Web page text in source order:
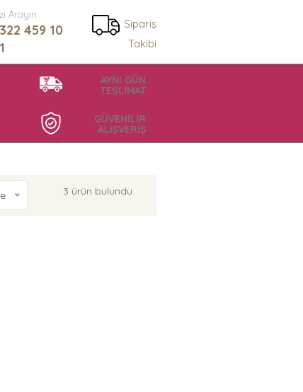
Sipariş
Takibi
Arayın
459 10
AYNI GÜN
TESLİMAT
GÜVENİLİR
ALIŞVERİŞ
3 ürün bulundu.